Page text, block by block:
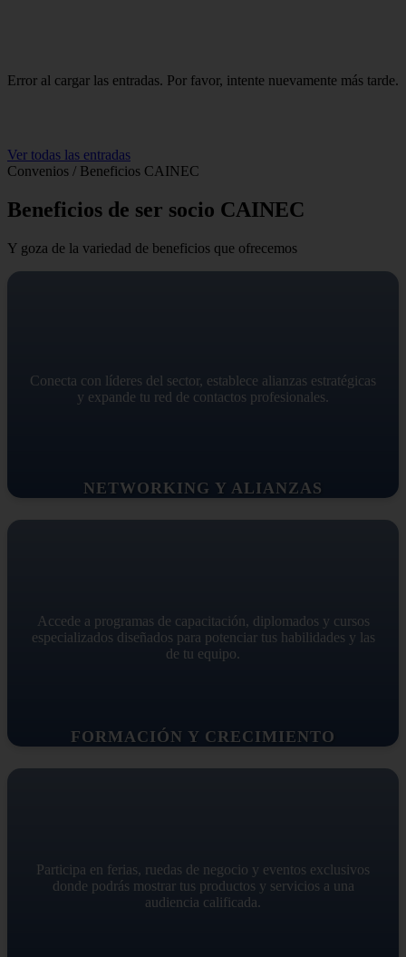
Error al cargar las entradas. Por favor, intente nuevamente más tarde.
Ver todas las entradas
Convenios / Beneficios CAINEC
Beneficios de ser socio CAINEC
Y goza de la variedad de beneficios que ofrecemos
NETWORKING Y ALIANZAS
Conecta con líderes del sector, establece alianzas estratégicas
y expande tu red de contactos profesionales.
FORMACIÓN Y CRECIMIENTO
Accede a programas de capacitación, diplomados y cursos
especializados diseñados para potenciar tus habilidades y las
de tu equipo.
Participa en ferias, ruedas de negocio y eventos exclusivos
donde podrás mostrar tus productos y servicios a una
audiencia calificada.